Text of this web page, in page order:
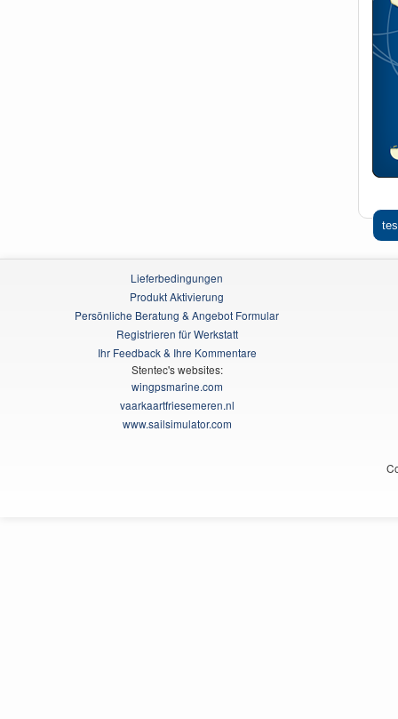
Lieferbedingungen
Produkt Aktivierung
Persönliche Beratung & Angebot Formular
Registrieren für Werkstatt
Ihr Feedback & Ihre Kommentare
Stentec's websites:
wingpsmarine.com
vaarkaartfriesemeren.nl
www.sailsimulator.com